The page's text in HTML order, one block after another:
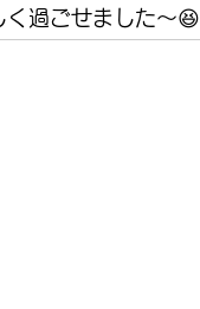
過ごせました〜😆